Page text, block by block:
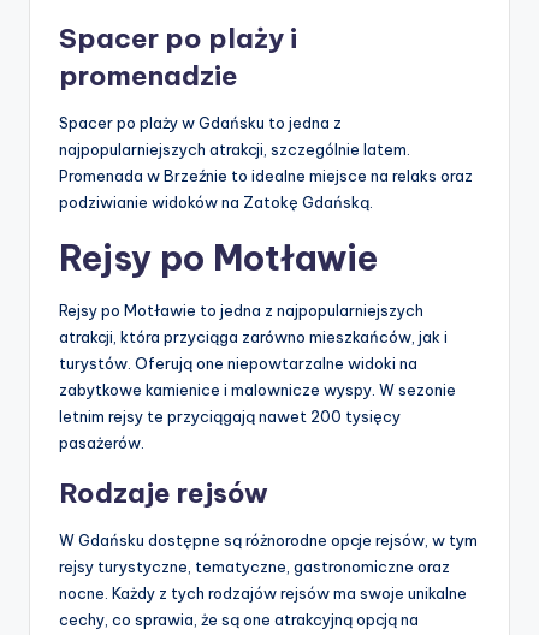
Spacer po plaży i
promenadzie
Spacer po plaży w Gdańsku to jedna z
najpopularniejszych atrakcji, szczególnie latem.
Promenada w Brzeźnie to idealne miejsce na relaks oraz
podziwianie widoków na Zatokę Gdańską.
Rejsy po Motławie
Rejsy po Motławie to jedna z najpopularniejszych
atrakcji, która przyciąga zarówno mieszkańców, jak i
turystów. Oferują one niepowtarzalne widoki na
zabytkowe kamienice i malownicze wyspy. W sezonie
letnim rejsy te przyciągają nawet 200 tysięcy
pasażerów.
Rodzaje rejsów
W Gdańsku dostępne są różnorodne opcje rejsów, w tym
rejsy turystyczne, tematyczne, gastronomiczne oraz
nocne. Każdy z tych rodzajów rejsów ma swoje unikalne
cechy, co sprawia, że są one atrakcyjną opcją na